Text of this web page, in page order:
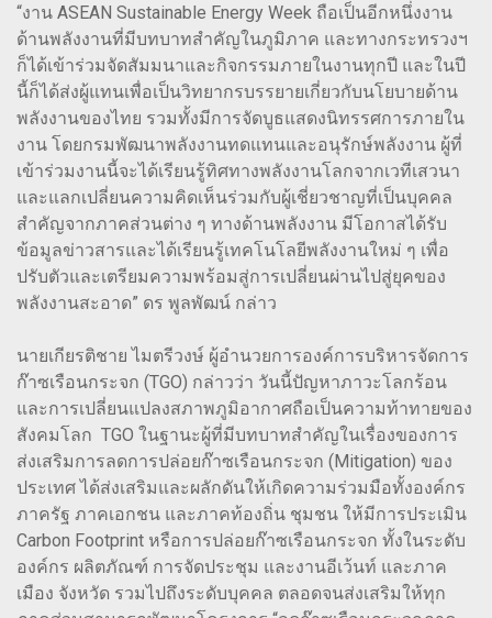
“งาน ASEAN Sustainable Energy Week ถือเป็นอีกหนึ่งงาน
ด้านพลังงานที่มีบทบาทสำคัญในภูมิภาค และทางกระทรวงฯ
ก็ได้เข้าร่วมจัดสัมมนาและกิจกรรมภายในงานทุกปี และในปี
นี้ก็ได้ส่งผู้แทนเพื่อเป็นวิทยากรบรรยายเกี่ยวกับนโยบายด้าน
พลังงานของไทย รวมทั้งมีการจัดบูธแสดงนิทรรศการภายใน
งาน โดยกรมพัฒนาพลังงานทดแทนและอนุรักษ์พลังงาน ผู้ที่
เข้าร่วมงานนี้จะได้เรียนรู้ทิศทางพลังงานโลกจากเวทีเสวนา
และแลกเปลี่ยนความคิดเห็นร่วมกับผู้เชี่ยวชาญที่เป็นบุคคล
สำคัญจากภาคส่วนต่าง ๆ ทางด้านพลังงาน มีโอกาสได้รับ
ข้อมูลข่าวสารและได้เรียนรู้เทคโนโลยีพลังงานใหม่ ๆ เพื่อ
ปรับตัวและเตรียมความพร้อมสู่การเปลี่ยนผ่านไปสู่ยุคของ
พลังงานสะอาด” ดร พูลพัฒน์ กล่าว
นายเกียรติชาย ไมตรีวงษ์ ผู้อำนวยการองค์การบริหารจัดการ
ก๊าซเรือนกระจก (TGO) กล่าวว่า วันนี้ปัญหาภาวะโลกร้อน
และการเปลี่ยนแปลงสภาพภูมิอากาศถือเป็นความท้าทายของ
สังคมโลก TGO ในฐานะผู้ที่มีบทบาทสำคัญในเรื่องของการ
ส่งเสริมการลดการปล่อยก๊าซเรือนกระจก (Mitigation) ของ
ประเทศ ได้ส่งเสริมและผลักดันให้เกิดความร่วมมือทั้งองค์กร
ภาครัฐ ภาคเอกชน และภาคท้องถิ่น ชุมชน ให้มีการประเมิน
Carbon Footprint หรือการปล่อยก๊าซเรือนกระจก ทั้งในระดับ
องค์กร ผลิตภัณฑ์ การจัดประชุม และงานอีเว้นท์ และภาค
เมือง จังหวัด รวมไปถึงระดับบุคคล ตลอดจนส่งเสริมให้ทุก